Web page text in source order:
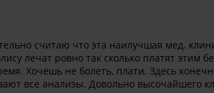
считаю что эта наилучшая мед.
лечат ровно так сколько платят этим
Хочешь не болеть, плати. Здесь
все анализы. Довольно высочайшего